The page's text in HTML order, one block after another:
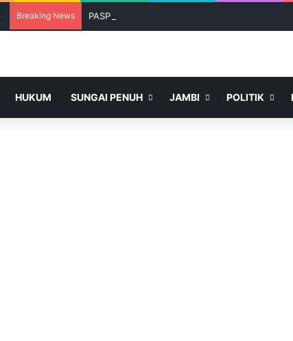
Breaking News
HUKUM SUNGAI PENUH JAMBI POLITIK